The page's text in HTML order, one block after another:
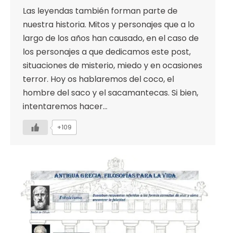
Las leyendas también forman parte de
nuestra historia. Mitos y personajes que a lo
largo de los años han causado, en el caso de
los personajes a que dedicamos este post,
situaciones de misterio, miedo y en ocasiones
terror. Hoy os hablaremos del coco, el
hombre del saco y el sacamantecas. Si bien,
intentaremos hacer…
+109